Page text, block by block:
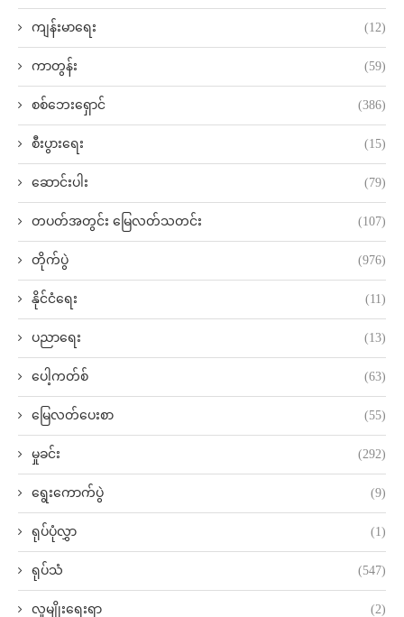
ကျန်းမာရေး (12)
ကာတွန်း (59)
စစ်ဘေးရှောင် (386)
စီးပွားရေး (15)
ဆောင်းပါး (79)
တပတ်အတွင်း မြေလတ်သတင်း (107)
တိုက်ပွဲ (976)
နိုင်ငံရေး (11)
ပညာရေး (13)
ပေါ့ကတ်စ် (63)
မြေလတ်ပေးစာ (55)
မှုခင်း (292)
ရွေးကောက်ပွဲ (9)
ရုပ်ပုံလွှာ (1)
ရုပ်သံ (547)
လူမျိုးရေးရာ (2)